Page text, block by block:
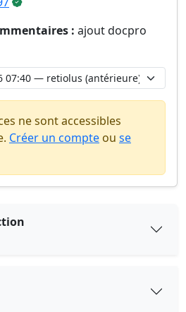
: ajout docpro
ne sont accessibles
Créer un compte ou se